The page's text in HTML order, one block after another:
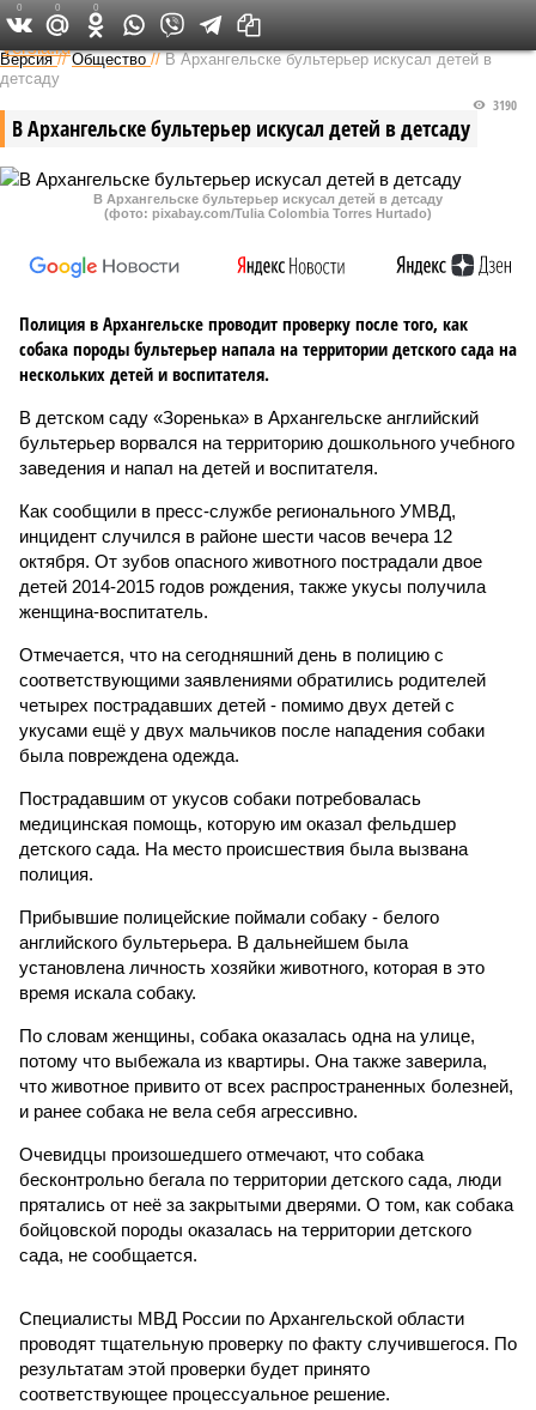
Федеральный выпуск
Версия //Общество //В Архангельске бультерьер искусал детей в
детсаду
В Архангельске бультерьер искусал детей в детсаду
3190
В Архангельске бультерьер искусал детей в детсаду
(фото: pixabay.com/Tulia Colombia Torres Hurtado)
Полиция в Архангельске проводит проверку после того, как
собака породы бультерьер напала на территории детского сада на
нескольких детей и воспитателя.
В детском саду «Зоренька» в Архангельске английский
бультерьер ворвался на территорию дошкольного учебного
заведения и напал на детей и воспитателя.
Как сообщили в пресс-службе регионального УМВД,
инцидент случился в районе шести часов вечера 12
октября. От зубов опасного животного пострадали двое
детей 2014-2015 годов рождения, также укусы получила
женщина-воспитатель.
Отмечается, что на сегодняшний день в полицию с
соответствующими заявлениями обратились родителей
четырех пострадавших детей - помимо двух детей с
укусами ещё у двух мальчиков после нападения собаки
была повреждена одежда.
Пострадавшим от укусов собаки потребовалась
медицинская помощь, которую им оказал фельдшер
детского сада. На место происшествия была вызвана
полиция.
Прибывшие полицейские поймали собаку - белого
английского бультерьера. В дальнейшем была
установлена личность хозяйки животного, которая в это
время искала собаку.
По словам женщины, собака оказалась одна на улице,
потому что выбежала из квартиры. Она также заверила,
что животное привито от всех распространенных болезней,
и ранее собака не вела себя агрессивно.
Очевидцы произошедшего отмечают, что собака
бесконтрольно бегала по территории детского сада, люди
прятались от неё за закрытыми дверями. О том, как собака
бойцовской породы оказалась на территории детского
сада, не сообщается.
Специалисты МВД России по Архангельской области
проводят тщательную проверку по факту случившегося. По
результатам этой проверки будет принято
соответствующее процессуальное решение.
0 0 0